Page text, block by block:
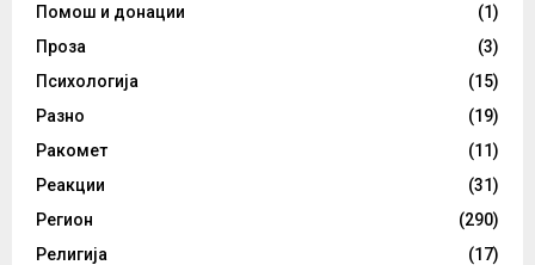
Помош и донации
(1)
Проза
(3)
Психологија
(15)
Разно
(19)
Ракомет
(11)
Реакции
(31)
Регион
(290)
Религија
(17)